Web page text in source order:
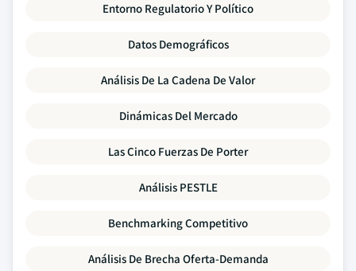
Entorno Regulatorio Y Político
Datos Demográficos
Análisis De La Cadena De Valor
Dinámicas Del Mercado
Las Cinco Fuerzas De Porter
Análisis PESTLE
Benchmarking Competitivo
Análisis De Brecha Oferta-Demanda